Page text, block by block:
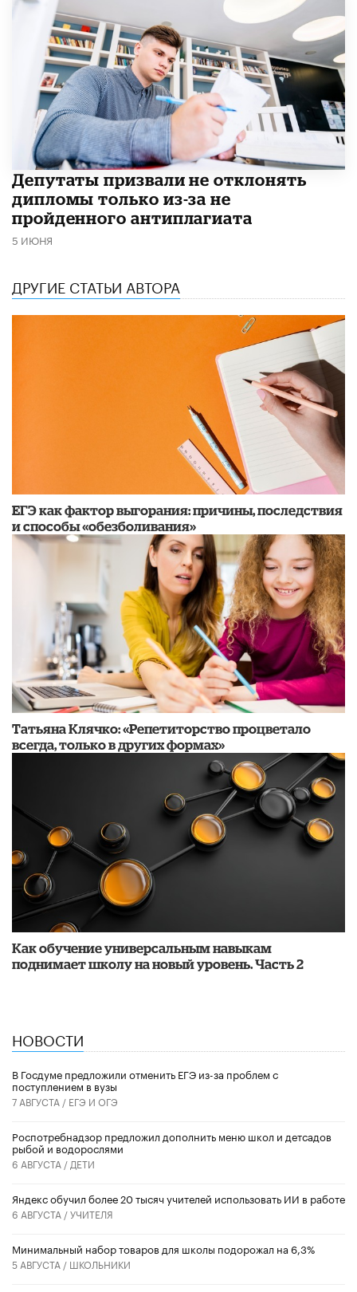
Депутаты призвали не отклонять
дипломы только из-за не
пройденного антиплагиата
5 ИЮНЯ
ДРУГИЕ СТАТЬИ АВТОРА
​ЕГЭ как фактор выгорания: причины, последствия
и способы «обезболивания»
​Татьяна Клячко: «Репетиторство процветало
всегда, только в других формах»
​Как обучение универсальным навыкам
поднимает школу на новый уровень. Часть 2
НОВОСТИ
В Госдуме предложили отменить ЕГЭ из-за проблем с
поступлением в вузы
7 АВГУСТА / ЕГЭ И ОГЭ
Роспотребнадзор предложил дополнить меню школ и детсадов
рыбой и водорослями
6 АВГУСТА / ДЕТИ
​Яндекс обучил более 20 тысяч учителей использовать ИИ в работе
6 АВГУСТА /УЧИТЕЛЯ
Минимальный набор товаров для школы подорожал на 6,3%
5 АВГУСТА / ШКОЛЬНИКИ